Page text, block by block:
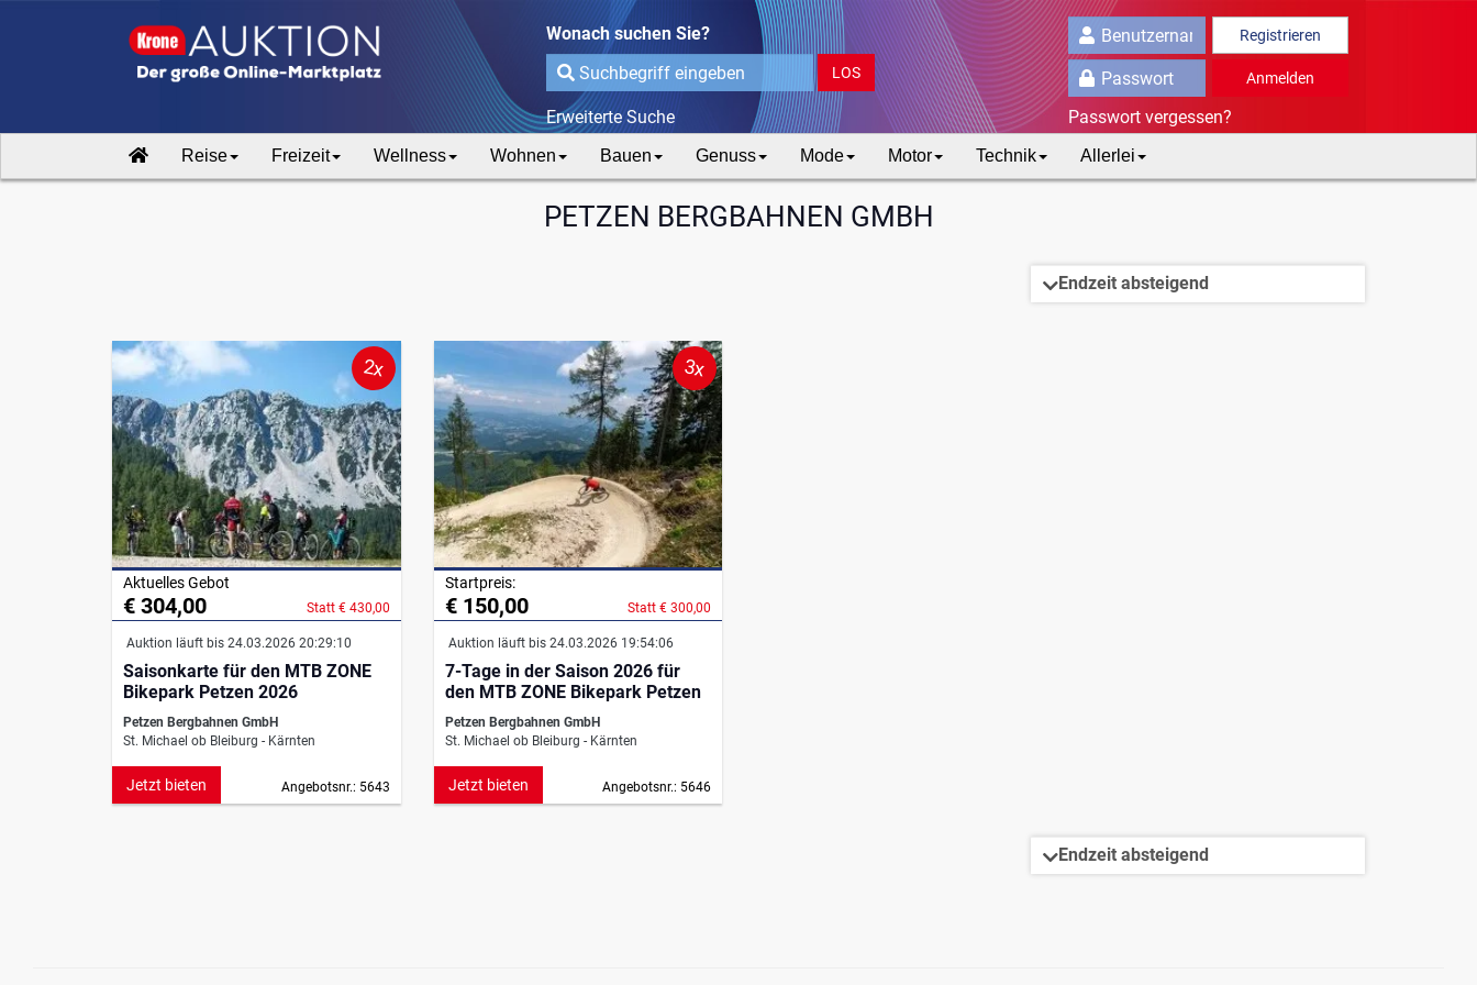
Wonach suchen Sie?
LOS
Erweiterte Suche
Registrieren
Anmelden
Passwort vergessen?
Reise Freizeit Wellness Wohnen Bauen Genuss Mode Motor Technik Allerlei
PETZEN BERGBAHNEN GMBH
2x
Aktuelles Gebot
€ 304,00 Statt € 430,00
Auktion läuft bis 24.03.2026 20:29:10
Saisonkarte für den MTB ZONE
Bikepark Petzen 2026
Petzen Bergbahnen GmbH
St. Michael ob Bleiburg - Kärnten
Angebotsnr.: 5643
Jetzt bieten
3x
Startpreis:
€ 150,00 Statt € 300,00
Auktion läuft bis 24.03.2026 19:54:06
7-Tage in der Saison 2026 für
den MTB ZONE Bikepark Petzen
Petzen Bergbahnen GmbH
St. Michael ob Bleiburg - Kärnten
Angebotsnr.: 5646
Jetzt bieten